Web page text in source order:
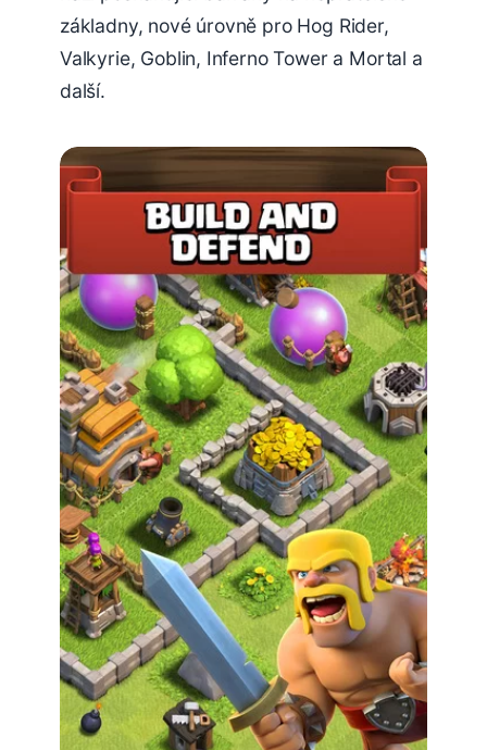
základny, nové úrovně pro Hog Rider,
Valkyrie, Goblin, Inferno Tower a Mortal a
další.